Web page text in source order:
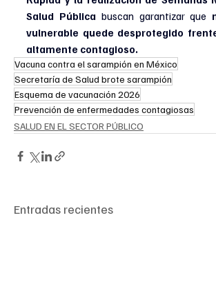
Salud Pública buscan garantizar que
vulnerable quede desprotegido
altamente contagioso.
Vacuna contra el sarampión en México
Secretaría de Salud brote sarampión
Esquema de vacunación 2026
Prevención de enfermedades contagiosas
SALUD EN EL SECTOR PÚBLICO
Entradas recientes